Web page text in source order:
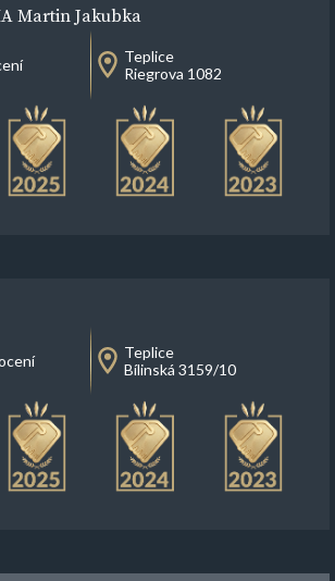
Martin Jakubka
Teplice
Riegrova 1082
Teplice
Bílinská 3159/10